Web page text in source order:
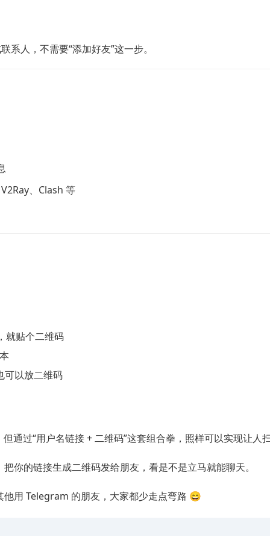
人，不需要“添加好友”这一步。
、Clash 等
就贴个二维码
可以放二维码
通过“用户名链接 + 二维码”这套组合拳，照样可以实现让人
你的链接生成二维码发给朋友，看是不是立马就能聊天。
用 Telegram 的朋友，大家都少走点弯路 😄